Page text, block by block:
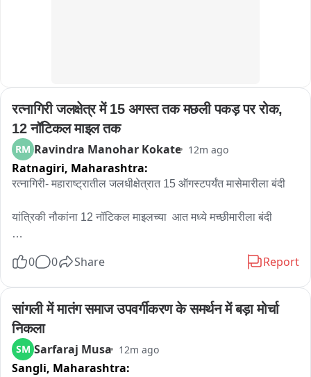
रत्नागिरी जलक्षेत्र में 15 अगस्त तक मछली पकड़ पर रोक,
12 नॉटिकल माइल तक
RM Ravindra Manohar Kokate 12m ago
Ratnagiri, Maharashtra:
रत्नागिरी- महाराष्ट्रातील जलधीक्षेत्रात 15 ऑगस्टपर्यंत मासेमारीला बंदी
यांत्रिकी नौकांना 12 नॉटिकल माइलच्या  आत मध्ये मच्छीमारीला बंदी
विभागाची विशेष मोहीम
रत्नागिरी जिल्ह्यातील 41 लँडिंग पॉईंटवर सुरक्षारक्षक सागरी मित्र यांची
गस्त सुरू
100 मत्स्य विभागाच्या कर्मचाऱ्यांचे माध्यमातून ग्रस्त सुरू
0 0 Share Report
सांगली में मातंग समाज उपवर्गीकरण के समर्थन में बड़ा मोर्चा
निकला
SM Sarfaraj Musa 12m ago
Sangli, Maharashtra: